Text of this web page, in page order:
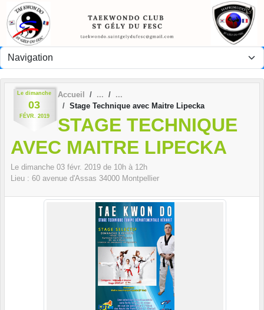
Le dimanche
03
FÉVR. 2019
Accueil
Stage Technique avec Maitre Lipecka
STAGE TECHNIQUE
AVEC MAITRE LIPECKA
Le dimanche 03 févr. 2019 de 10h à 12h
Lieu : 60 avenue d'Assas 34000 Montpellier
Panneau de gestion des cookies